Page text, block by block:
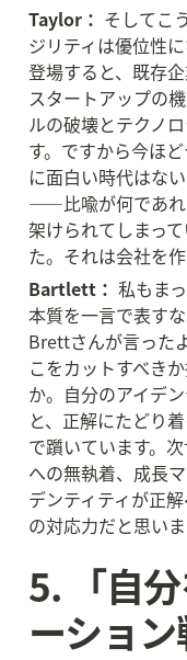
Taylor： そしてこ
ジリティは優位性
登場すると、既存
スタートアップの
ルの破壊とテクノ
す。ですから今ほ
に面白い時代はな
——比喩が何であ
架けられてしまっ
た。それは会社を
Bartlett： 私もま
本質を一言で表す
Brettさんが言った
こをカットすべき
か。自分のアイデ
と、正解にたどり
で躓いています。
への無執着、成長
デンティティが正
の対応力だと思いま
5. 「自
ーショ